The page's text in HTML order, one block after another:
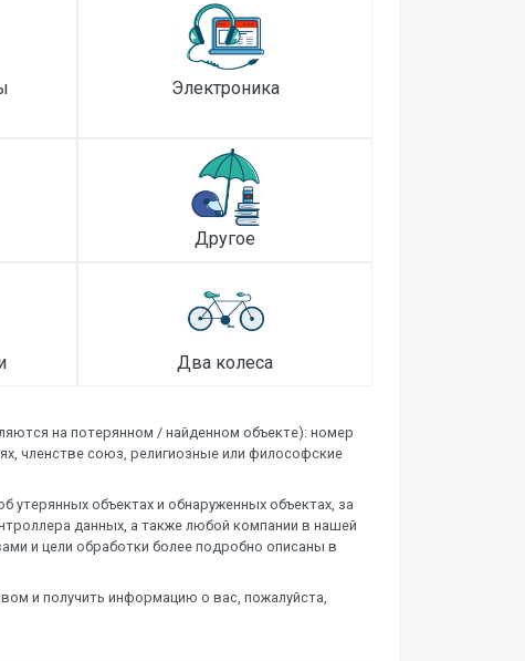
Электроника
Другое
Два колеса
на потерянном / найденном объекте): номер
членстве союз, религиозные или философские
утерянных объектах и ​​обнаруженных объектах, за
данных, а также любой компании в нашей
и цели обработки более подробно описаны в
и получить информацию о вас, пожалуйста,